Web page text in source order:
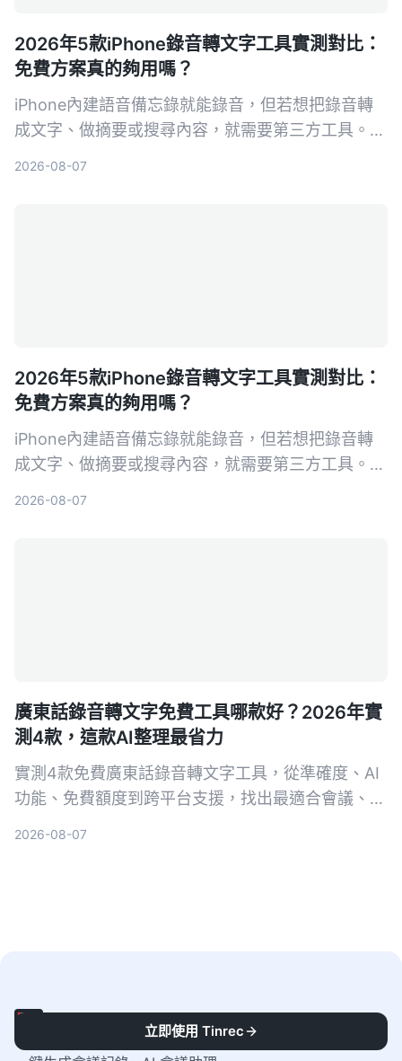
2026年5款iPhone錄音轉文字工具實測對比：
免費方案真的夠用嗎？
iPhone內建語音備忘錄就能錄音，但若想把錄音轉
成文字、做摘要或搜尋內容，就需要第三方工具。本
2026-08-07
2026年5款iPhone錄音轉文字工具實測對比：
免費方案真的夠用嗎？
iPhone內建語音備忘錄就能錄音，但若想把錄音轉
成文字、做摘要或搜尋內容，就需要第三方工具。本
2026-08-07
廣東話錄音轉文字免費工具哪款好？2026年實
測4款，這款AI整理最省力
實測4款免費廣東話錄音轉文字工具，從準確度、AI
功能、免費額度到跨平台支援，找出最適合會議、訪
2026-08-07
立即使用 Tinrec